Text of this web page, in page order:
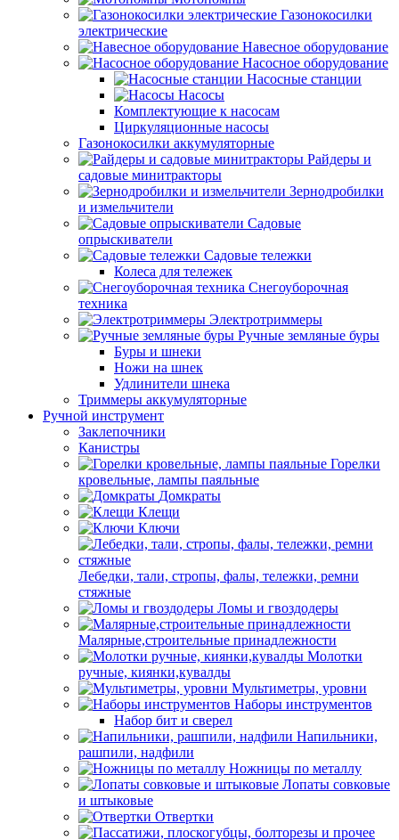
Газонокосилки
электрические
Навесное оборудование
Насосное оборудование
Насосные станции
Насосы
Комплектующие к насосам
Циркуляционные насосы
Газонокосилки аккумуляторные
Райдеры и
садовые минитракторы
Зернодробилки
и измельчители
Садовые
опрыскиватели
Садовые тележки
Колеса для тележек
Снегоуборочная
техника
Электротриммеры
Ручные земляные буры
Буры и шнеки
Ножи на шнек
Удлинители шнека
Триммеры аккумуляторные
Ручной инструмент
Заклепочники
Канистры
Горелки
кровельные, лампы паяльные
Домкраты
Клещи
Ключи
Лебедки, тали, стропы, фалы, тележки, ремни
стяжные
Ломы и гвоздодеры
Малярные,строительные принадлежности
Молотки
ручные, киянки,кувалды
Мультиметры, уровни
Наборы инструментов
Набор бит и сверел
Напильники,
рашпили, надфили
Ножницы по металлу
Лопаты совковые
и штыковые
Отвертки